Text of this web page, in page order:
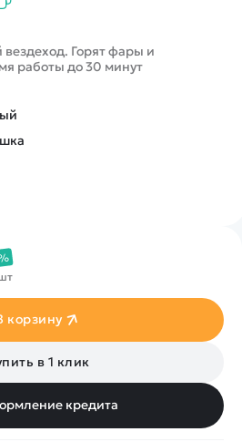
Горят фары и
работы до 30 минут
корзину
в 1 клик
кредита